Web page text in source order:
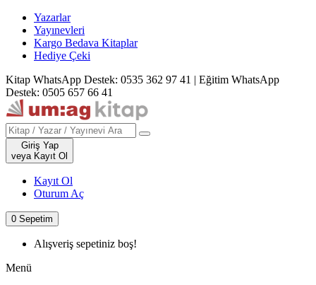
Yazarlar
Yayınevleri
Kargo Bedava Kitaplar
Hediye Çeki
Kitap WhatsApp Destek: 0535 362 97 41 | Eğitim WhatsApp
Destek: 0505 657 66 41
Giriş Yap
veya Kayıt Ol
Kayıt Ol
Oturum Aç
0 Sepetim
Alışveriş sepetiniz boş!
Menü